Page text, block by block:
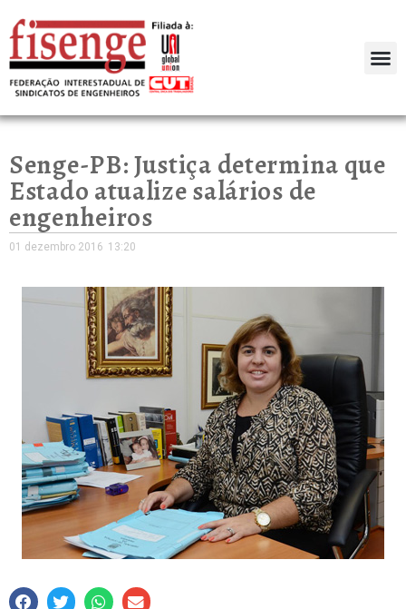
Senge-PB: Justiça determina que
Estado atualize salários de
engenheiros
01 dezembro 2016 13:20